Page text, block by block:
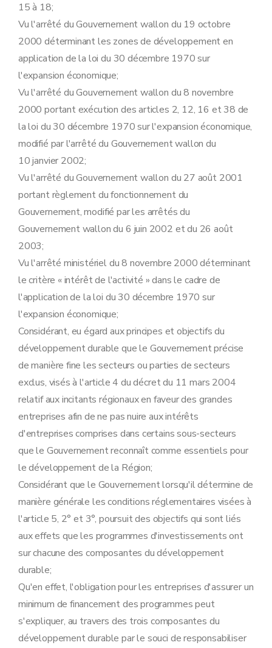
Art. 27
Art. 28
Art. 29
Chapitre III Dispositions modificatives, abrogatoires, transitoires et finales
Art. 30
Art. 31
Art. 32
Art. 33
Art. 34
Art. 35
Annexe
15 à 18;
Vu l'arrêté du Gouvernement wallon du 19 octobre
2000 déterminant les zones de développement en
application de la loi du 30 décembre 1970 sur
l'expansion économique;
Vu l'arrêté du Gouvernement wallon du 8 novembre
2000 portant exécution des articles 2, 12, 16 et 38 de
la loi du 30 décembre 1970 sur l'expansion économique,
modifié par l'arrêté du Gouvernement wallon du
10 janvier 2002;
Vu l'arrêté du Gouvernement wallon du 27 août 2001
portant règlement du fonctionnement du
Gouvernement, modifié par les arrêtés du
Gouvernement wallon du 6 juin 2002 et du 26 août
2003;
Vu l'arrêté ministériel du 8 novembre 2000 déterminant
le critère « intérêt de l'activité » dans le cadre de
l'application de la loi du 30 décembre 1970 sur
l'expansion économique;
Considérant, eu égard aux principes et objectifs du
développement durable que le Gouvernement précise
de manière fine les secteurs ou parties de secteurs
exclus, visés à l'article 4 du décret du 11 mars 2004
relatif aux incitants régionaux en faveur des grandes
entreprises afin de ne pas nuire aux intérêts
d'entreprises comprises dans certains sous-secteurs
que le Gouvernement reconnaît comme essentiels pour
le développement de la Région;
Considérant que le Gouvernement lorsqu'il détermine de
manière générale les conditions réglementaires visées à
l'article 5, 2° et 3°, poursuit des objectifs qui sont liés
aux effets que les programmes d'investissements ont
sur chacune des composantes du développement
durable;
Qu'en effet, l'obligation pour les entreprises d'assurer un
minimum de financement des programmes peut
s'expliquer, au travers des trois composantes du
développement durable par le souci de responsabiliser